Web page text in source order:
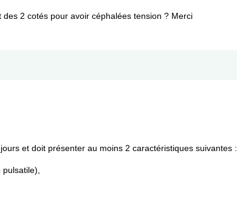
2 cotés pour avoir céphalées tension ? Merci
et doit présenter au moins 2 caractéristiques suivantes :